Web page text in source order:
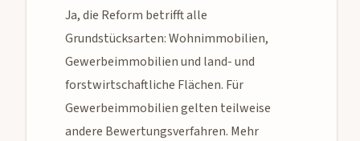
Ja, die Reform betrifft alle
Grundstücksarten: Wohnimmobilien,
Gewerbeimmobilien und land- und
forstwirtschaftliche Flächen. Für
Gewerbeimmobilien gelten teilweise
andere Bewertungsverfahren. Mehr